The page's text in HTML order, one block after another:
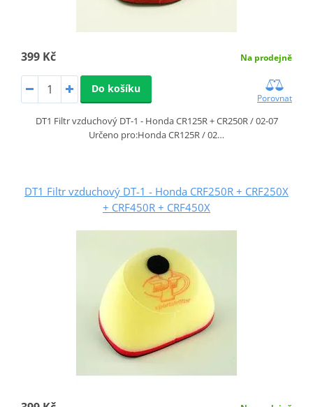
399 Kč Na prodejně
Do košíku
Porovnat
DT1 Filtr vzduchový DT-1 - Honda CR125R + CR250R / 02-07
Určeno pro:Honda CR125R / 02…
DT1 Filtr vzduchový DT-1 - Honda CRF250R + CRF250X
+ CRF450R + CRF450X